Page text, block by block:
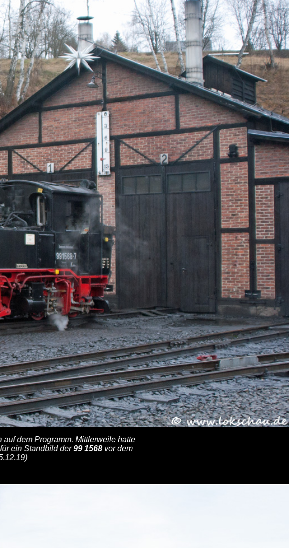
dem Programm. Mittlerweile hatte
ein Standbild der99 1568 vor dem